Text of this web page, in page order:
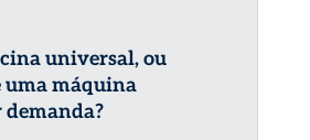
universal, ou
uma máquina